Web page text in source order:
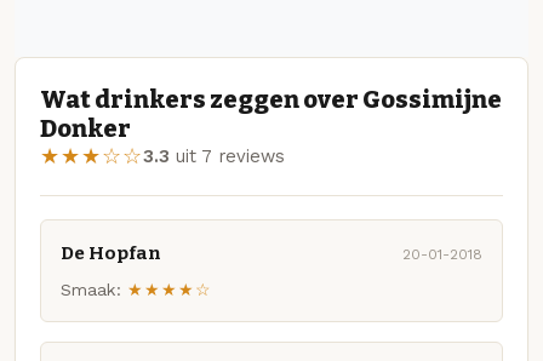
Wat drinkers zeggen over Gossimijne
Donker
★★★☆☆3.3 uit 7 reviews
De Hopfan 20-01-2018
Smaak: ★★★★☆